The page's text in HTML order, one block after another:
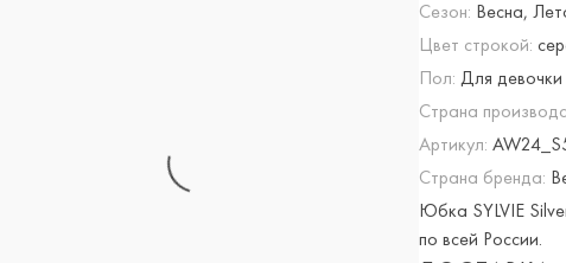
Сезон: Весна,
Цвет строкой:
Пол: Для девочки
Страна
Артикул:
Страна бренда:
Юбка SYLVIE
по всей России.